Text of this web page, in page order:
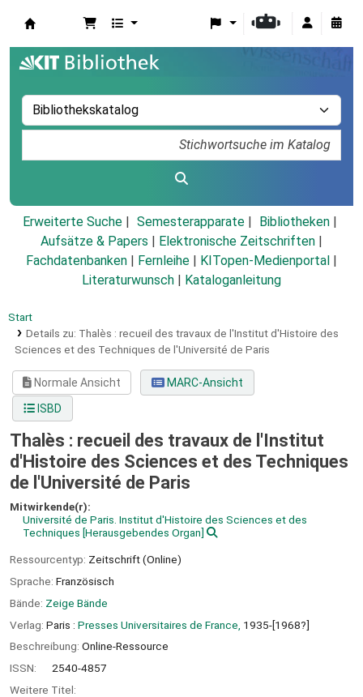
Erweiterte Suche Semesterapparate
Bibliotheken
Aufsätze & Papers
Elektronische Zeitschriften
Fachdatenbanken
Fernleihe KITopen-Medienportal
Literaturwunsch
Kataloganleitung
Start
Details zu: Thalès : recueil des travaux de l'Institut d'Histoire des
Sciences et des Techniques de l'Université de Paris
Normale Ansicht
MARC-Ansicht
ISBD
Thalès : recueil des travaux de l'Institut
d'Histoire des Sciences et des Techniques
de l'Université de Paris
Mitwirkende(r):
Université de Paris. Institut d'Histoire des Sciences et des
Techniques [Herausgebendes Organ]
Ressourcentyp: Zeitschrift (Online)
Sprache: Französisch
Bände: Zeige Bände
Verlag: Paris : Presses Universitaires de France, 1935-[1968?]
Beschreibung: Online-Ressource
ISSN:
2540-4857
Weitere Titel: